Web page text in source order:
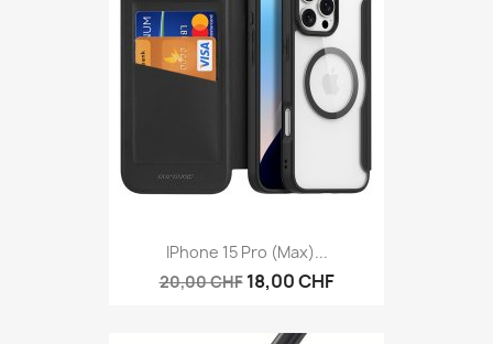
IPhone 15 Pro (Max)...
20,00 CHF 18,00 CHF